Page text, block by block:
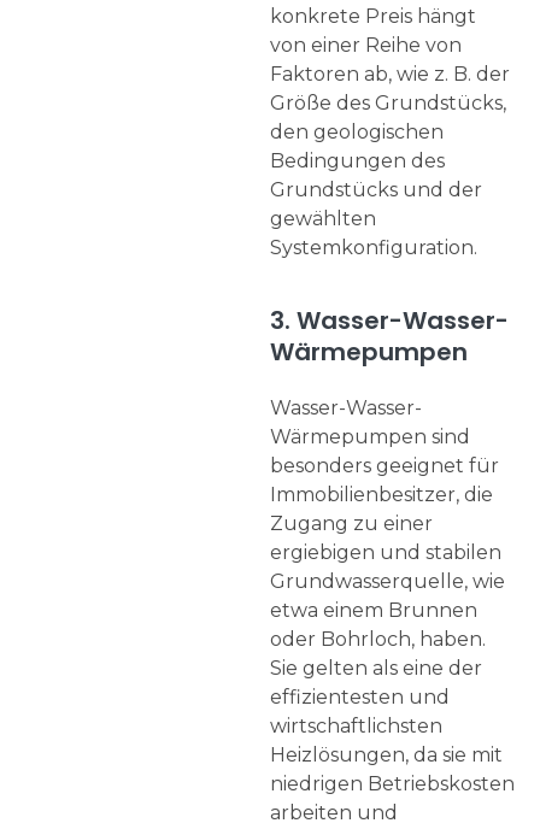
konkrete Preis hängt
von einer Reihe von
Faktoren ab, wie z. B. der
Größe des Grundstücks,
den geologischen
Bedingungen des
Grundstücks und der
gewählten
Systemkonfiguration.
3. Wasser-Wasser-
Wärmepumpen
Wasser-Wasser-
Wärmepumpen sind
besonders geeignet für
Immobilienbesitzer, die
Zugang zu einer
ergiebigen und stabilen
Grundwasserquelle, wie
etwa einem Brunnen
oder Bohrloch, haben.
Sie gelten als eine der
effizientesten und
wirtschaftlichsten
Heizlösungen, da sie mit
niedrigen Betriebskosten
arbeiten und